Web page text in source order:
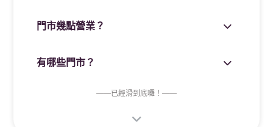
門市幾點營業？
有哪些門市？
——已經滑到底囉！ ——